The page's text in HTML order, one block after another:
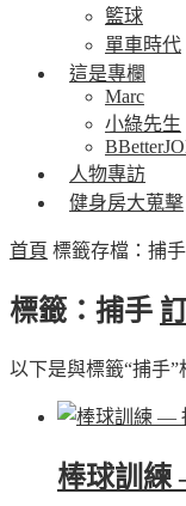
籃球
單車時代
這是專欄
Marc
小綠先生
人物專訪
健身房大蒐擊
首頁 標籤存檔：捕手
標籤：捕手
以下是與標籤“捕手
棒球訓練